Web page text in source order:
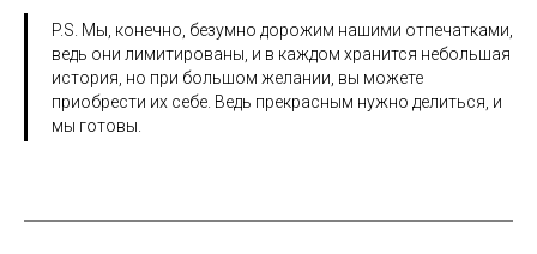
P.S. Мы, конечно, безумно дорожим нашими отпечатками,
ведь они лимитированы, и в каждом хранится небольшая
история, но при большом желании, вы можете
приобрести их себе. Ведь прекрасным нужно делиться, и
мы готовы.